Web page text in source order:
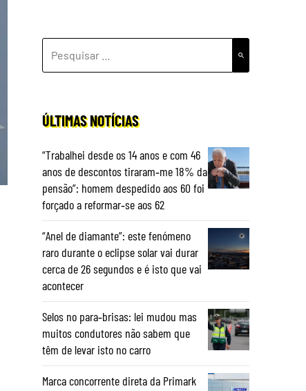
POR:
ÚLTIMAS NOTÍCIAS
“Trabalhei desde os 14 anos e com 46
anos de descontos tiraram‑me 18% da
pensão”: homem despedido aos 60 foi
forçado a reformar‑se aos 62
“Anel de diamante”: este fenómeno
raro durante o eclipse solar vai durar
cerca de 26 segundos e é isto que vai
acontecer
Selos no para‑brisas: lei mudou mas
muitos condutores não sabem que
têm de levar isto no carro
Marca concorrente direta da Primark